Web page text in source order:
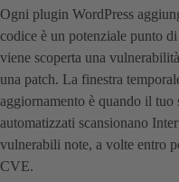
Ogni plugin WordPress
codice è un potenziale punto
viene scoperta una
una patch. La finestra
aggiornamento è quando il
automatizzati scansionano
vulnerabili note, a volte entro
CVE.